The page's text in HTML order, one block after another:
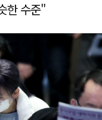
한 수준"